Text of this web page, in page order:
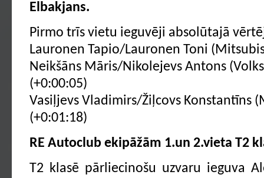
Elbakjans.
Pirmo trīs vietu ieguvēji absolūtajā
Lauronen Tapio/Lauronen Toni
Neikšāns Māris/Nikolejevs Antons
(+0:00:05)
Vasiļjevs Vladimirs/Žiļcovs Konstantīns
(+0:01:18)
RE Autoclub ekipāžām 1.un 2.vieta T2
T2 klasē pārliecinošu uzvaru ieguva